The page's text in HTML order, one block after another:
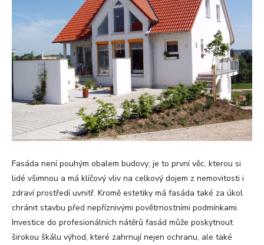
Fasáda není pouhým obalem budovy; je to první věc, kterou si
lidé všimnou a má klíčový vliv na celkový dojem z nemovitosti i
zdraví prostředí uvnitř. Kromě estetiky má fasáda také za úkol
chránit stavbu před nepříznivými povětrnostními podmínkami.
Investice do profesionálních nátěrů fasád může poskytnout
širokou škálu výhod, které zahrnují nejen ochranu, ale také